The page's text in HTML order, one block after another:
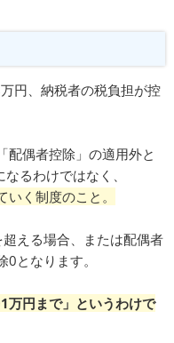
円、納税者の税負担が控
配偶者控除」の適用外と
るわけではなく、
く制度のこと。
える場合、または配偶者
となります。
万円まで」というわけで